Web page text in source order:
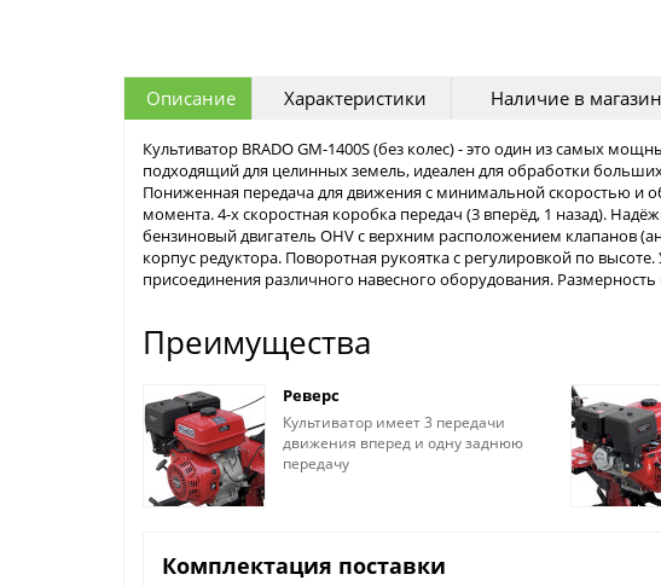
Описание Характеристики Наличие в
Культиватор BRADO GM-1400S (без колес) - это один из самых
подходящий для целинных земель, идеален для обработки
Пониженная передача для движения с минимальной скоростью и
момента. 4-х скоростная коробка передач (3 вперёд, 1 назад).
бензиновый двигатель OHV с верхним расположением клапанов
корпус редуктора. Поворотная рукоятка с регулировкой по
присоединения различного навесного оборудования.
Преимущества
Реверс
Культиватор имеет 3 передачи
движения вперед и одну заднюю
передачу
Комплектация поставки